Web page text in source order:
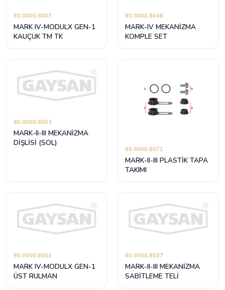
80.0000.8007
MARK IV-MODULX GEN-1
KAUÇUK TM TK
80.0000.8046
MARK-IV MEKANİZMA
KOMPLE SET
80.0000.8053
MARK-II-III MEKANİZMA
DİŞLİSİ (SOL)
80.0000.8071
MARK-II-III PLASTİK TAPA
TAKIMI
80.0000.8001
MARK IV-MODULX GEN-1
ÜST RULMAN
80.0000.8037
MARK-II-III MEKANİZMA
SABİTLEME TELİ